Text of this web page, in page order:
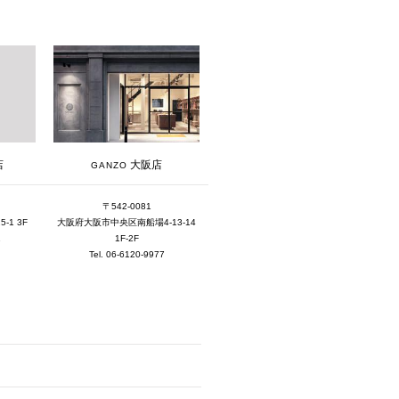
2019年10月 [1]
2019年3月 [1]
2018年5月 [1]
1 3F
GANZO 大阪店
〒542-0081
大阪府大阪市中央区南船場4-13-14
1F-2F
Tel. 06-6120-9977